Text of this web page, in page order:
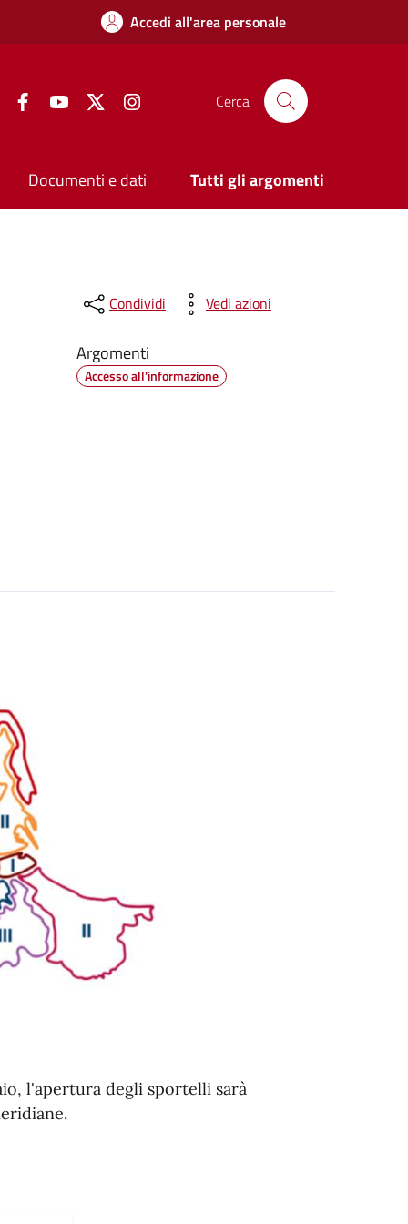
Accedi all'area personale
FacebookYouTube Twitter Cerca
Documenti e dati Tutti gli argomenti
Condividi Vedi azioni
Argomenti
Accesso all'informazione
l'apertura degli sportelli sarà